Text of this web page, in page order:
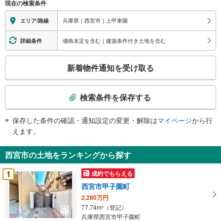
現在の検索条件
エリア/路線 兵庫県｜西宮市｜上甲東園
詳細条件 価格未定を含む｜建築条件付き土地を含む
検
知
を
受
け
取
る
・
新着物件通知を受け取る
検索条件を保存する
保存した条件の確認・通知設定の変更・解除はマイページから行
えます。
西宮市の土地をランキングから探す
1
成約でもらえる
西宮市甲子園町
2,280万円
77.74m2
（登記）
兵庫県西宮市甲子園町